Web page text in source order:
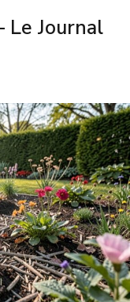
Le Journal